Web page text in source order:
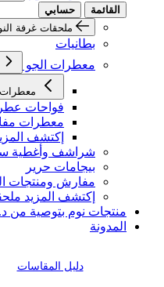
القائمة
حسابي
ملحقات غرفة
بطانيات
معطرات الجو
معطرات
فواحات
معطرات
إكتشف
شراشف وأغطية
بيجامات حرير
مفارش ومنتجات
إكتشف المزيد
منتجات نوم بتوصية من
المدونة
دليل المقاسات